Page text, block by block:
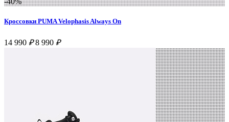
Кроссовки PUMA Velophasis Always On
14 990 ₽ 8 990 ₽